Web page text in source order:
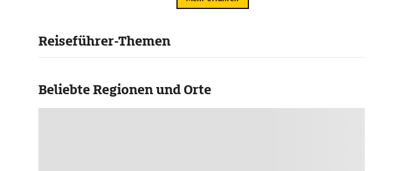
Reiseführer-Themen
Beliebte Regionen und Orte